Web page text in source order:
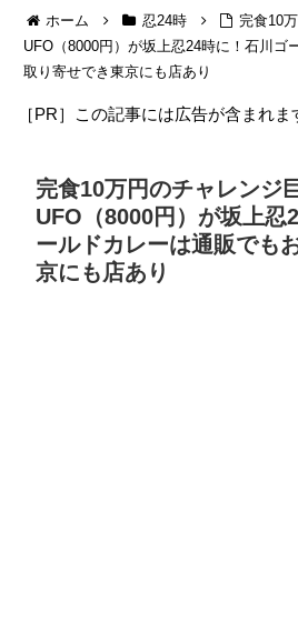
ホーム 忍24時
完食10
UFO（8000円）が坂上忍24時に！石川ゴ
取り寄せでき東京にも店あり
［PR］この記事には広告が含まれま
完食10万円のチャレンジ
UFO（8000円）が坂上忍
ールドカレーは通販でも
京にも店あり